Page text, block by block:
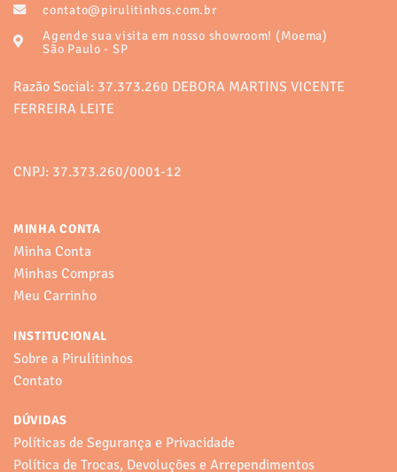
na
página
do
página
contato@pirulitinhos.com.br
Agende sua visita em nosso showroom! (Moema)
São Paulo - SP
Razão Social: 37.373.260 DEBORA MARTINS VICENTE
FERREIRA LEITE
CNPJ: 37.373.260/0001-12
MINHA CONTA
Minha Conta
Minhas Compras
Meu Carrinho
INSTITUCIONAL
Sobre a Pirulitinhos
Contato
DÚVIDAS
Políticas de Segurança e Privacidade
Política de Trocas, Devoluções e Arrependimentos